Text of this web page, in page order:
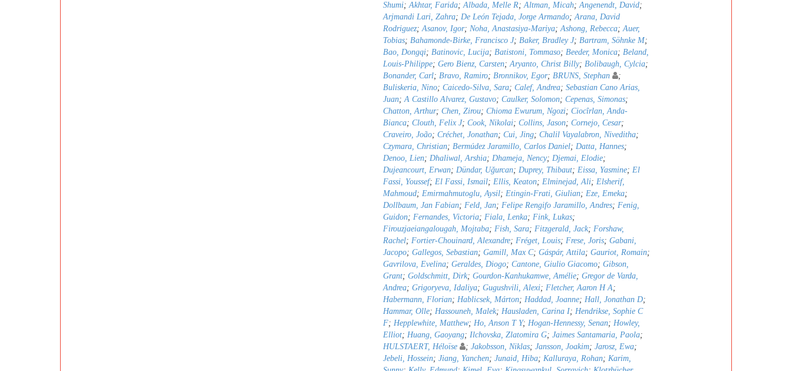
Shumi;Akhtar, Farida;Albada, Melle R;Altman, Micah;Angenendt, David;
Arjmandi Lari, Zahra; De León Tejada, Jorge Armando;Arana, David
Rodriguez;Asanov, Igor; Noha, Anastasiya-Mariya;Ashong, Rebecca;Auer,
Tobias; Bahamonde-Birke, Francisco J; Baker, Bradley J; Bartram, Söhnke M;
Bao, Dongqi; Batinovic, Lucija; Batistoni, Tommaso; Beeder, Monica; Beland,
Louis-Philippe; Gero Bienz, Carsten;Aryanto, Christ Billy; Bolibaugh, Cylcia;
Bonander, Carl; Bravo, Ramiro; Bronnikov, Egor; BRUNS, Stephan
;
Buliskeria, Nino; Caicedo-Silva, Sara; Calef, Andrea; Sebastian Cano Arias,
Juan;A Castillo Alvarez, Gustavo; Caulker, Solomon; Cepenas, Simonas;
Chatton, Arthur; Chen, Zirou; Chioma Ewurum, Ngozi; Ciocîrlan, Anda-
Bianca; Clouth, Felix J; Cook, Nikolai; Collins, Jason; Cornejo, Cesar;
Craveiro, João; Créchet, Jonathan; Cui, Jing; Chalil Vayalabron, Niveditha;
Czymara, Christian; Bermúdez Jaramillo, Carlos Daniel; Datta, Hannes;
Denoo, Lien; Dhaliwal, Arshia; Dhameja, Nency; Djemai, Elodie;
Dujeancourt, Erwan; Dündar, Uǧurcan; Duprey, Thibaut; Eissa, Yasmine; El
Fassi, Youssef; El Fassi, Ismail; Ellis, Keaton; Elminejad, Ali; Elsherif,
Mahmoud; Emirmahmutoglu, Aysil; Etingin-Frati, Giulian; Eze, Emeka;
Dollbaum, Jan Fabian; Feld, Jan; Felipe Rengifo Jaramillo, Andres; Fenig,
Guidon; Fernandes, Victoria; Fiala, Lenka; Fink, Lukas;
Firouzjaeiangalougah, Mojtaba; Fish, Sara; Fitzgerald, Jack; Forshaw,
Rachel; Fortier-Chouinard, Alexandre; Fréget, Louis; Frese, Joris; Gabani,
Jacopo; Gallegos, Sebastian; Gamill, Max C; Gáspár, Attila; Gauriot, Romain;
Gavrilova, Evelina; Geraldes, Diogo; Cantone, Giulio Giacomo; Gibson,
Grant; Goldschmitt, Dirk; Gourdon-Kanhukamwe, Amélie; Gregor de Varda,
Andrea; Grigoryeva, Idaliya; Gugushvili, Alexi; Fletcher, Aaron H A;
Habermann, Florian; Hablicsek, Márton; Haddad, Joanne; Hall, Jonathan D;
Hammar, Olle; Hassouneh, Malek; Hausladen, Carina I; Hendrikse, Sophie C
F; Hepplewhite, Matthew; Ho, Anson T Y; Hogan-Hennessy, Senan; Howley,
Elliot; Huang, Gaoyang; Ilchovska, Zlatomira G; Jaimes Santamaria, Paola;
HULSTAERT, Héloïse
; Jakobsson, Niklas; Jansson, Joakim; Jarosz, Ewa;
Jebeli, Hossein; Jiang, Yanchen; Junaid, Hiba; Kalluraya, Rohan; Karim,